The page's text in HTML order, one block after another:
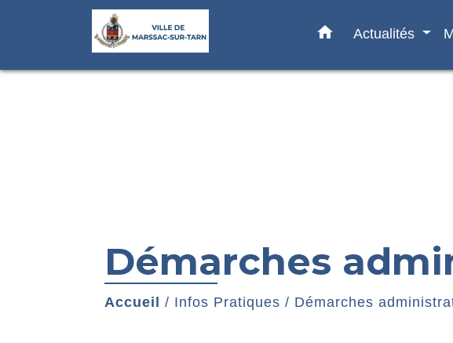
home Actualités
Démarches
Accueil / Infos Pratiques / Démarches